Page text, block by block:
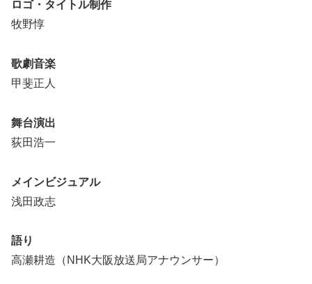
ロゴ・タイトル制作
牧野惇
歌劇音楽
甲斐正人
舞台演出
荻田浩一
メインビジュアル
浅田政志
語り
高瀬耕造（NHK大阪放送局アナウンサー）